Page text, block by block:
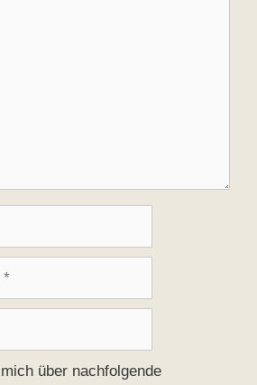
über nachfolgende